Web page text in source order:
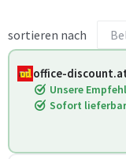
sortieren nach
office-
Unsere
Sofort lieferbar